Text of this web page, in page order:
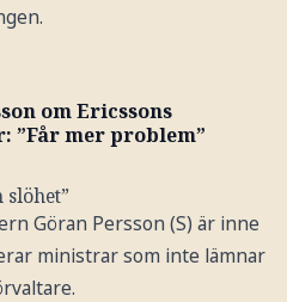
om Ericssons
”Får mer problem”
slöhet”
Göran Persson (S) är inne
ministrar som inte lämnar